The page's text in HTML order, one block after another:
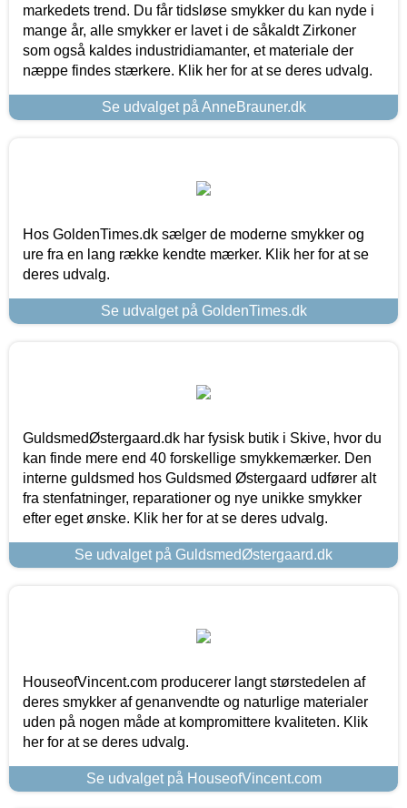
markedets trend. Du får tidsløse smykker du kan nyde i
mange år, alle smykker er lavet i de såkaldt Zirkoner
som også kaldes industridiamanter, et materiale der
næppe findes stærkere. Klik her for at se deres udvalg.
Se udvalget på AnneBrauner.dk
Hos GoldenTimes.dk sælger de moderne smykker og
ure fra en lang række kendte mærker. Klik her for at se
deres udvalg.
Se udvalget på GoldenTimes.dk
GuldsmedØstergaard.dk har fysisk butik i Skive, hvor du
kan finde mere end 40 forskellige smykkemærker. Den
interne guldsmed hos Guldsmed Østergaard udfører alt
fra stenfatninger, reparationer og nye unikke smykker
efter eget ønske. Klik her for at se deres udvalg.
Se udvalget på GuldsmedØstergaard.dk
HouseofVincent.com producerer langt størstedelen af
deres smykker af genanvendte og naturlige materialer
uden på nogen måde at kompromittere kvaliteten. Klik
her for at se deres udvalg.
Se udvalget på HouseofVincent.com